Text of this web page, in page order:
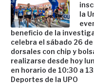
la
beneficio de la
celebra el sábado 26
dorsales con chip y
realizarse desde hoy
en horario de 10:30 a
Deportes de la UPO